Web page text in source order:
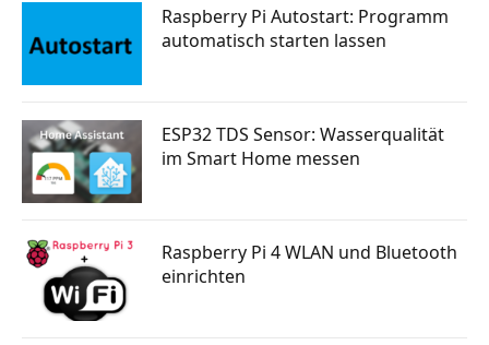
Raspberry Pi Autostart: Programm
automatisch starten lassen
ESP32 TDS Sensor: Wasserqualität
im Smart Home messen
Raspberry Pi 4 WLAN und Bluetooth
einrichten